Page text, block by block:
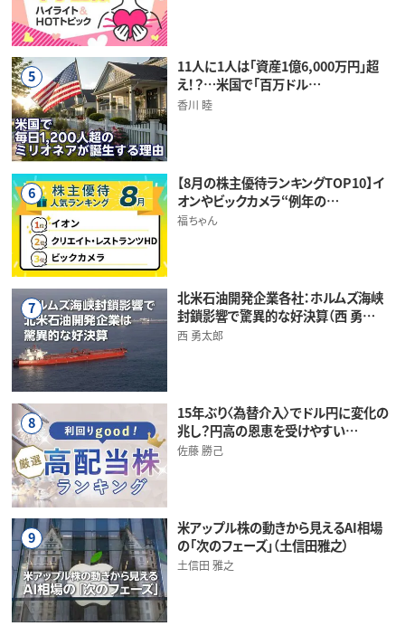
5
11人に1人は「資産1億6,000万円」超
え！？…米国で「百万ドル…
香川 睦
6
【8月の株主優待ランキングTOP10】イ
オンやビックカメラ“例年の…
福ちゃん
7
北米石油開発企業各社：ホルムズ海峡
封鎖影響で驚異的な好決算（西 勇…
西 勇太郎
8
15年ぶり〈為替介入〉でドル円に変化の
兆し？円高の恩恵を受けやすい…
佐藤 勝己
9
米アップル株の動きから見えるAI相場
の「次のフェーズ」（土信田雅之）
土信田 雅之